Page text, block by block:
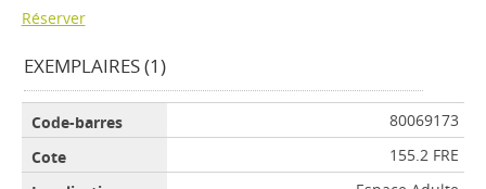
Réserver
EXEMPLAIRES (1)
80069173
155.2 FRE